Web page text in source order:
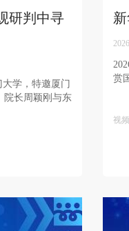
研判中寻
学，特邀厦门
院长周颖刚与东
赏
视频